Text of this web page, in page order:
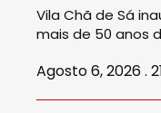
Vila Chã de Sá
mais de 50 anos
Agosto 6, 2026 .